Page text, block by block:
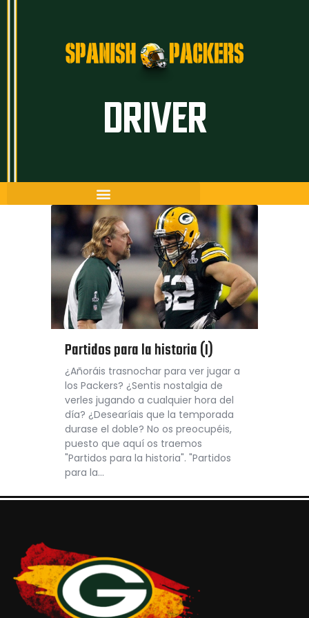
DRIVER
Artículos
Temporada 26/27
The Frozen Tundra
Guía Packers
Porra
Partidos para la historia (I)
¿Añoráis trasnochar para ver jugar a
los Packers? ¿Sentis nostalgia de
verles jugando a cualquier hora del
día? ¿Desearíais que la temporada
durase el doble? No os preocupéis,
puesto que aquí os traemos
"Partidos para la historia". "Partidos
para la…